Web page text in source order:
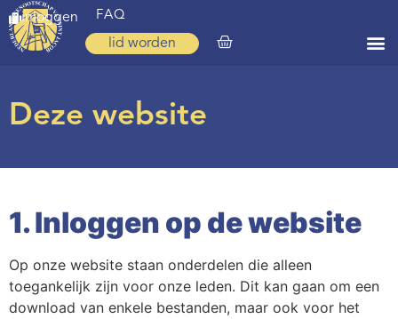
inloggen FAQ
lid worden
Zoeken
Spirituele reis
Ervaringen
Regio’s
Deze website
1. Inloggen op de website
Op onze website staan onderdelen die alleen
toegankelijk zijn voor onze leden. Dit kan gaan om een
download van enkele bestanden, maar ook voor het